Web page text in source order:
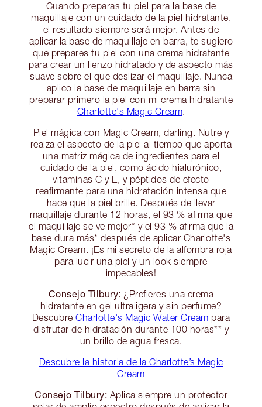
Cuando preparas tu piel para la base de
maquillaje con un cuidado de la piel hidratante,
el resultado siempre será mejor. Antes de
aplicar la base de maquillaje en barra, te sugiero
que prepares tu piel con una crema hidratante
para crear un lienzo hidratado y de aspecto más
suave sobre el que deslizar el maquillaje. Nunca
aplico la base de maquillaje en barra sin
preparar primero la piel con mi crema hidratante
Charlotte's Magic Cream.
Piel mágica con Magic Cream, darling. Nutre y
realza el aspecto de la piel al tiempo que aporta
una matriz mágica de ingredientes para el
cuidado de la piel, como ácido hialurónico,
vitaminas C y E, y péptidos de efecto
reafirmante para una hidratación intensa que
hace que la piel brille. Después de llevar
maquillaje durante 12 horas, el 93 % afirma que
el maquillaje se ve mejor* y el 93 % afirma que la
base dura más* después de aplicar Charlotte's
Magic Cream. ¡Es mi secreto de la alfombra roja
para lucir una piel y un look siempre
impecables!
Consejo Tilbury: ¿Prefieres una crema
hidratante en gel ultraligera y sin perfume?
DescubreCharlotte's Magic Water Cream para
disfrutar de hidratación durante 100 horas** y
un brillo de agua fresca.
Descubre la historia de la Charlotte’s Magic
Cream
Consejo Tilbury: Aplica siempre un protector